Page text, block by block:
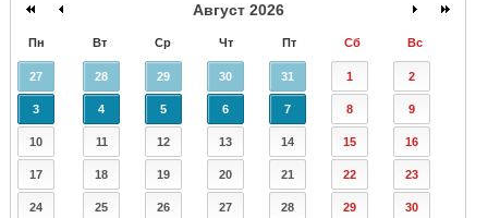
Август 2026
Пн Вт Ср Чт Пт Сб Вс
27 28 29 30 31 1 2
3 4 5 6 7 8 9
10 11 12 13 14 15 16
17 18 19 20 21 22 23
24 25 26 27 28 29 30